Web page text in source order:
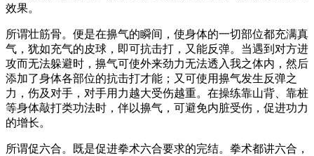
效果。
所谓壮筋骨。便是在擤气的瞬间，使身体的一切部位都充满真
气，犹如充气的皮球，即可抗击打，又能反弹。当遇到对方进
攻而无法躲避时，擤气可使外来劲力无法透入我之体内，然后
添加了身体各部位的抗击打才能；又可使用擤气发生反弹之
力，伤及对手，对手用力越大受伤越重。在操练靠山背、靠桩
等身体敲打类功法时，伴以擤气，可避免内脏受伤，促进功力
的增长。
所谓促六合。既是促进拳术六合要求的完结。拳术都讲六合，